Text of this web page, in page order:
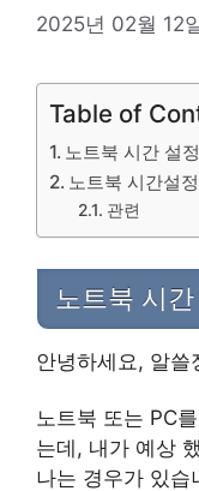
2025년 02월 12
Table of
노트북 시간 설
노트북 시간설
관련
노트북 시
안녕하세요, 알쓸
노트북 또는 PC
는데, 내가 예상
나는 경우가 있습